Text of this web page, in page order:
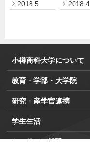
2018.5
2018.4
小樽商科大学について
教育・学部・大学院
研究・産学官連携
学生生活
キャリア・就職